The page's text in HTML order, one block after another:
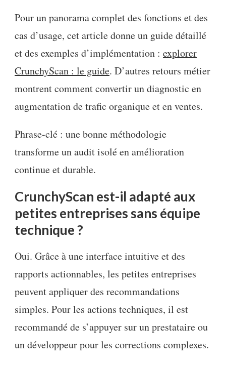
Pour un panorama complet des fonctions et des
cas d’usage, cet article donne un guide détaillé
et des exemples d’implémentation : explorer
CrunchyScan : le guide. D’autres retours métier
montrent comment convertir un diagnostic en
augmentation de trafic organique et en ventes.
Phrase-clé : une bonne méthodologie
transforme un audit isolé en amélioration
continue et durable.
CrunchyScan est-il adapté aux
petites entreprises sans équipe
technique ?
Oui. Grâce à une interface intuitive et des
rapports actionnables, les petites entreprises
peuvent appliquer des recommandations
simples. Pour les actions techniques, il est
recommandé de s’appuyer sur un prestataire ou
un développeur pour les corrections complexes.